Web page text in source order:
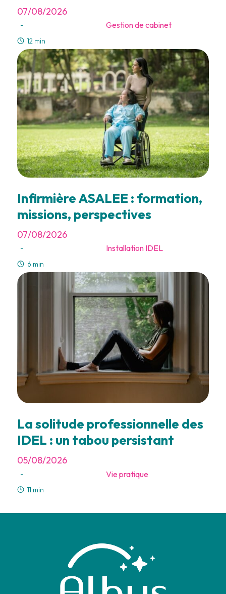
07/08/2026
- Gestion de cabinet
12 min
Infirmière ASALEE : formation,
missions, perspectives
07/08/2026
- Installation IDEL
6 min
La solitude professionnelle des
IDEL : un tabou persistant
05/08/2026
- Vie pratique
11 min